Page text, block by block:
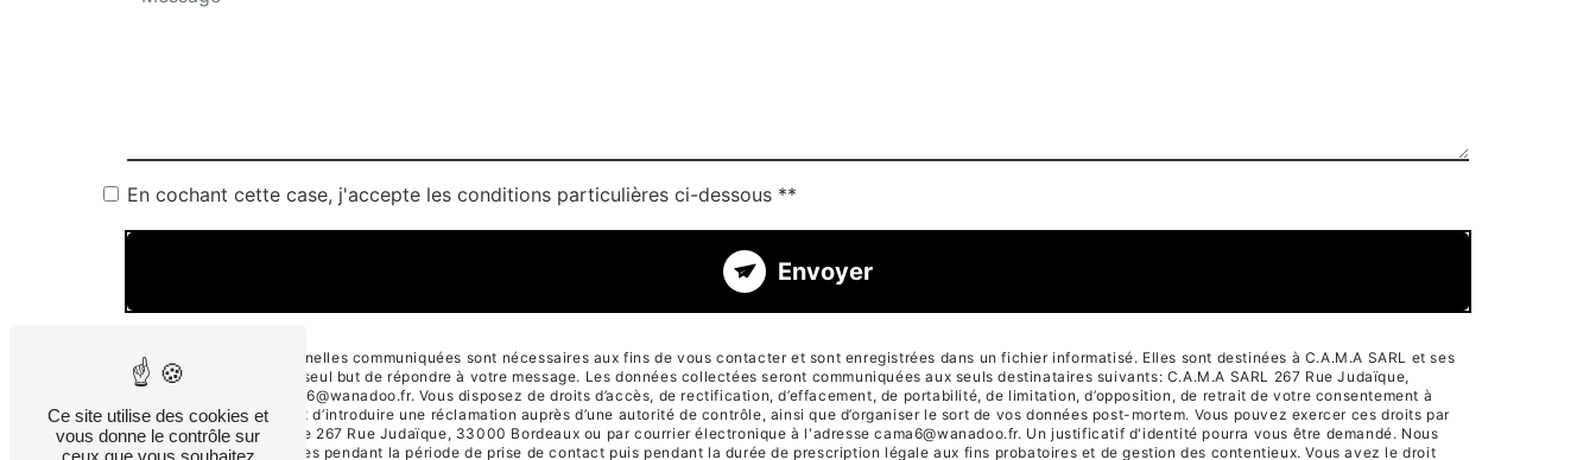
En cochant cette case, j'accepte les conditions particulières ci-dessous **
Envoyer
** Les données personnelles communiquées sont nécessaires aux fins de vous contacter et sont enregistrées dans un fichier informatisé. Elles sont destinées à C.A.M.A SARL et ses
sous-traitants dans le seul but de répondre à votre message. Les données collectées seront communiquées aux seuls destinataires suivants: C.A.M.A SARL 267 Rue Judaïque,
33000 Bordeaux cama6@wanadoo.fr. Vous disposez de droits d’accès, de rectification, d’effacement, de portabilité, de limitation, d’opposition, de retrait de votre consentement à
tout moment et du droit d’introduire une réclamation auprès d’une autorité de contrôle, ainsi que d’organiser le sort de vos données post-mortem. Vous pouvez exercer ces droits par
voie postale à l'adresse 267 Rue Judaïque, 33000 Bordeaux ou par courrier électronique à l'adresse cama6@wanadoo.fr. Un justificatif d'identité pourra vous être demandé. Nous
conservons vos données pendant la période de prise de contact puis pendant la durée de prescription légale aux fins probatoires et de gestion des contentieux. Vous avez le droit
Ce site utilise des cookies et
vous donne le contrôle sur
ceux que vous souhaitez